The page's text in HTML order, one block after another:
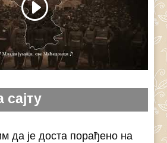
сајту
да је доста порађено на